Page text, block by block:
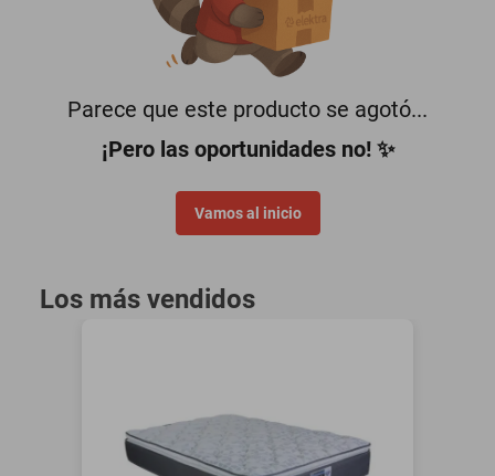
Parece que este producto se agotó...
¡Pero las oportunidades no! ✨
Vamos al inicio
Los más vendidos
oppo
motoneta